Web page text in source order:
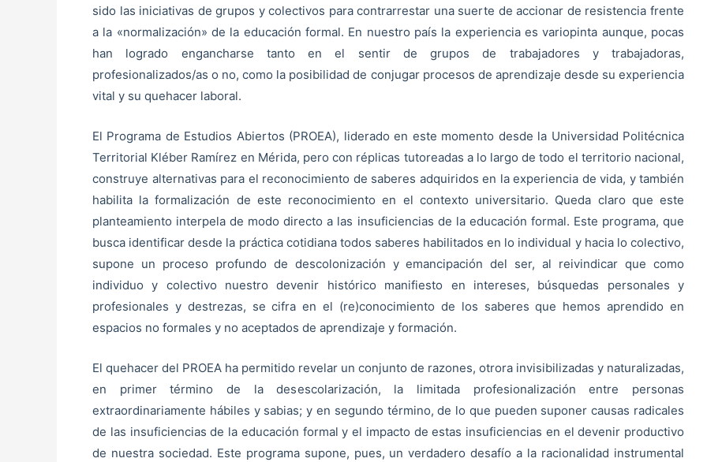
sido las iniciativas de grupos y colectivos para contrarrestar una suerte de accionar de resistencia frente
a la «normalización» de la educación formal. En nuestro país la experiencia es variopinta aunque, pocas
han logrado engancharse tanto en el sentir de grupos de trabajadores y trabajadoras,
profesionalizados/as o no, como la posibilidad de conjugar procesos de aprendizaje desde su experiencia
vital y su quehacer laboral.
El Programa de Estudios Abiertos (PROEA), liderado en este momento desde la Universidad Politécnica
Territorial Kléber Ramírez en Mérida, pero con réplicas tutoreadas a lo largo de todo el territorio nacional,
construye alternativas para el reconocimiento de saberes adquiridos en la experiencia de vida, y también
habilita la formalización de este reconocimiento en el contexto universitario. Queda claro que este
planteamiento interpela de modo directo a las insuficiencias de la educación formal. Este programa, que
busca identificar desde la práctica cotidiana todos saberes habilitados en lo individual y hacia lo colectivo,
supone un proceso profundo de descolonización y emancipación del ser, al reivindicar que como
individuo y colectivo nuestro devenir histórico manifiesto en intereses, búsquedas personales y
profesionales y destrezas, se cifra en el (re)conocimiento de los saberes que hemos aprendido en
espacios no formales y no aceptados de aprendizaje y formación.
El quehacer del PROEA ha permitido revelar un conjunto de razones, otrora invisibilizadas y naturalizadas,
en primer término de la desescolarización, la limitada profesionalización entre personas
extraordinariamente hábiles y sabias; y en segundo término, de lo que pueden suponer causas radicales
de las insuficiencias de la educación formal y el impacto de estas insuficiencias en el devenir productivo
de nuestra sociedad. Este programa supone, pues, un verdadero desafío a la racionalidad instrumental